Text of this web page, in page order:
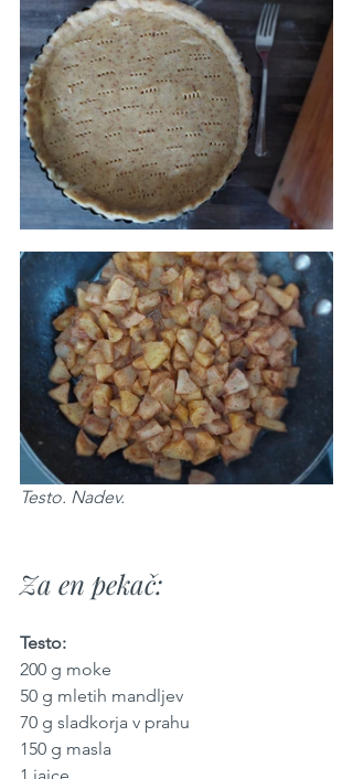
Testo. Nadev.
Za en pekač:
Testo:
200 g moke
50 g mletih mandljev
70 g sladkorja v prahu
150 g masla